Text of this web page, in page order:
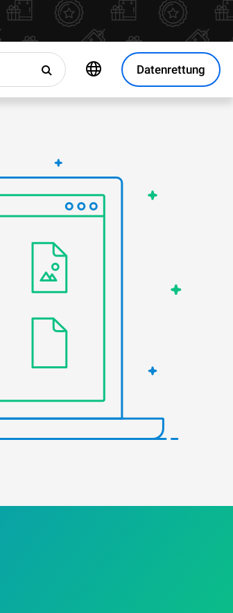
Datenrettung